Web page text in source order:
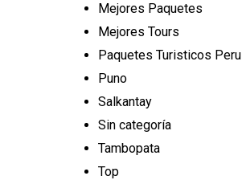
Mejores Paquetes
Mejores Tours
Paquetes Turisticos Peru
Puno
Salkantay
Sin categoría
Tambopata
Top